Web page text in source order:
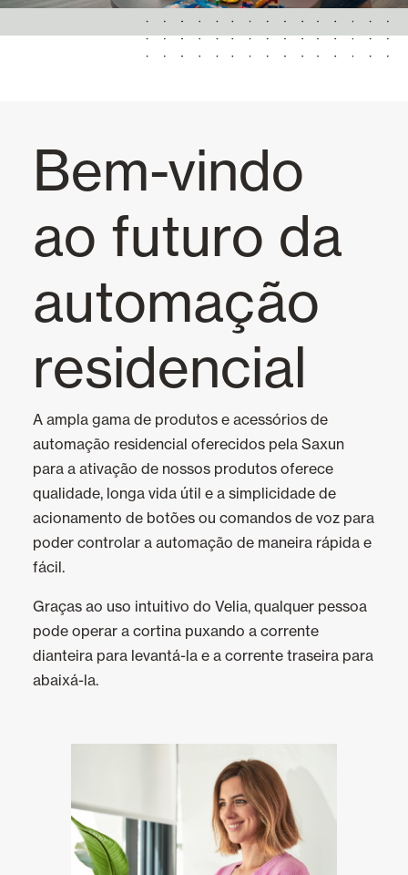
Bem-vindo
ao futuro da
automação
residencial
A ampla gama de produtos e acessórios de
automação residencial oferecidos pela Saxun
para a ativação de nossos produtos oferece
qualidade, longa vida útil e a simplicidade de
acionamento de botões ou comandos de voz para
poder controlar a automação de maneira rápida e
fácil.
Graças ao uso intuitivo do Velia, qualquer pessoa
pode operar a cortina puxando a corrente
dianteira para levantá-la e a corrente traseira para
abaixá-la.
Garagem e Portas Comerciais
Smart Home e automatismos
Tudo